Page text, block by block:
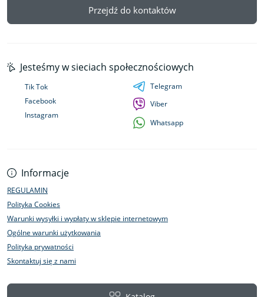
Przejdź do kontaktów
Informacje
REGULAMIN
Polityka Cookies
Warunki wysyłki i wypłaty w sklepie internetowym
Ogólne warunki użytkowania
Polityka prywatności
Skontaktuj się z nami
Jesteśmy w sieciach społecznościowych
Tik Tok
Facebook
Instagram
Telegram
Viber
Whatsapp